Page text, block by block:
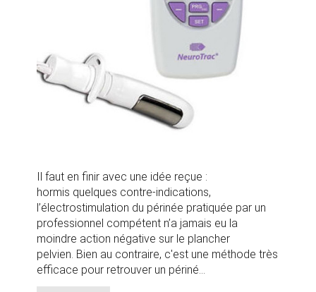
Il faut en finir avec une idée reçue :
hormis quelques contre-indications,
l’électrostimulation du périnée pratiquée par un
professionnel compétent n’a jamais eu la
moindre action négative sur le plancher
pelvien. Bien au contraire, c'est une méthode très
efficace pour retrouver un périné